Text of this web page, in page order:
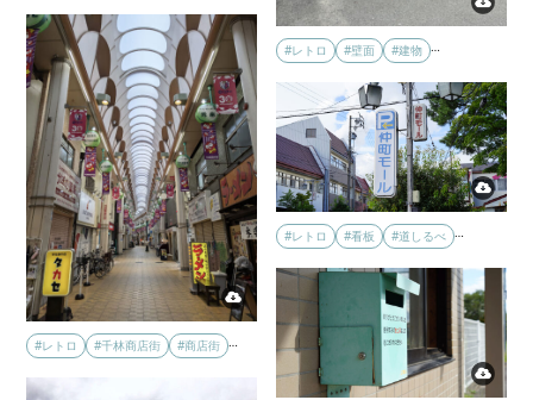
#レトロ #壁面 #建物
#レトロ #千林商店街 #商店街
#レトロ #看板 #道しるべ …